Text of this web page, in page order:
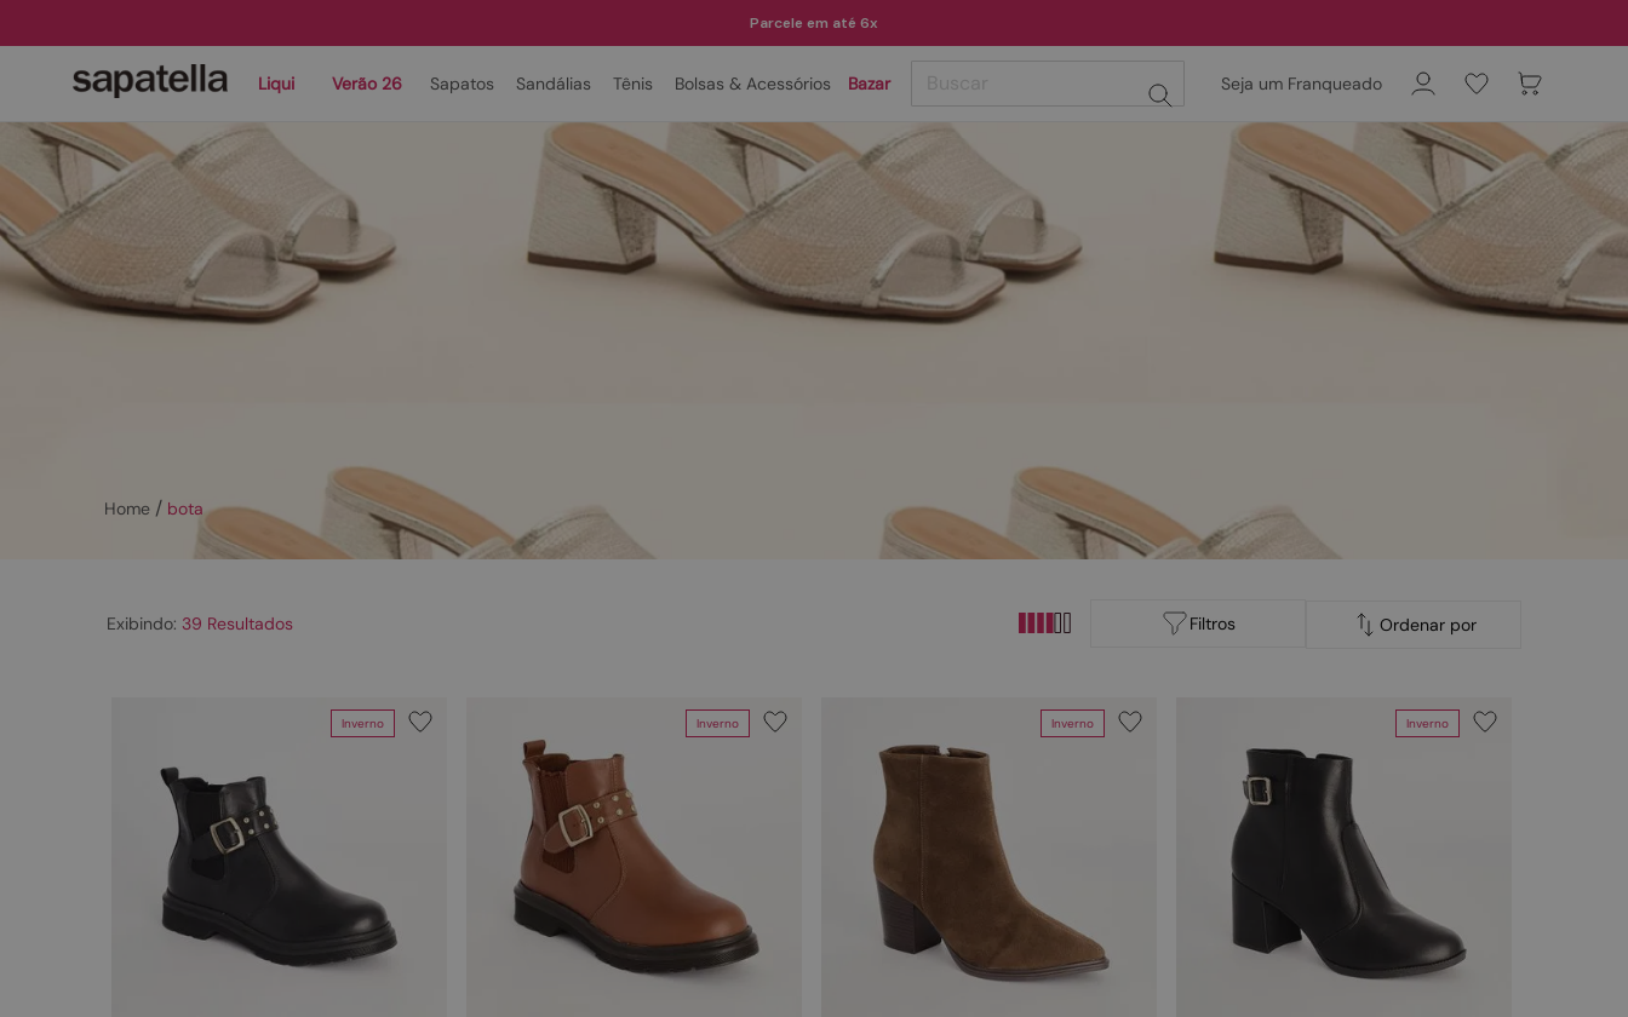
Parcele em até 6x
Liqui Verão 26 Sapatos Sandálias Tênis Bolsas & Acessórios Bazar Seja um Franqueado
bota
39 Filtros
Sapatos
Categoria
Botas e Coturnos
Branco
Marrom
Off White
Tamanho
33
34
35
36
40
Faixas de preço
R$ 79,00 R$ 470,00
Ordenar por
Inverno Inverno Inverno Inverno
TERMOS MAIS BUSCADOS
bota
4º
rasteira
scarpin